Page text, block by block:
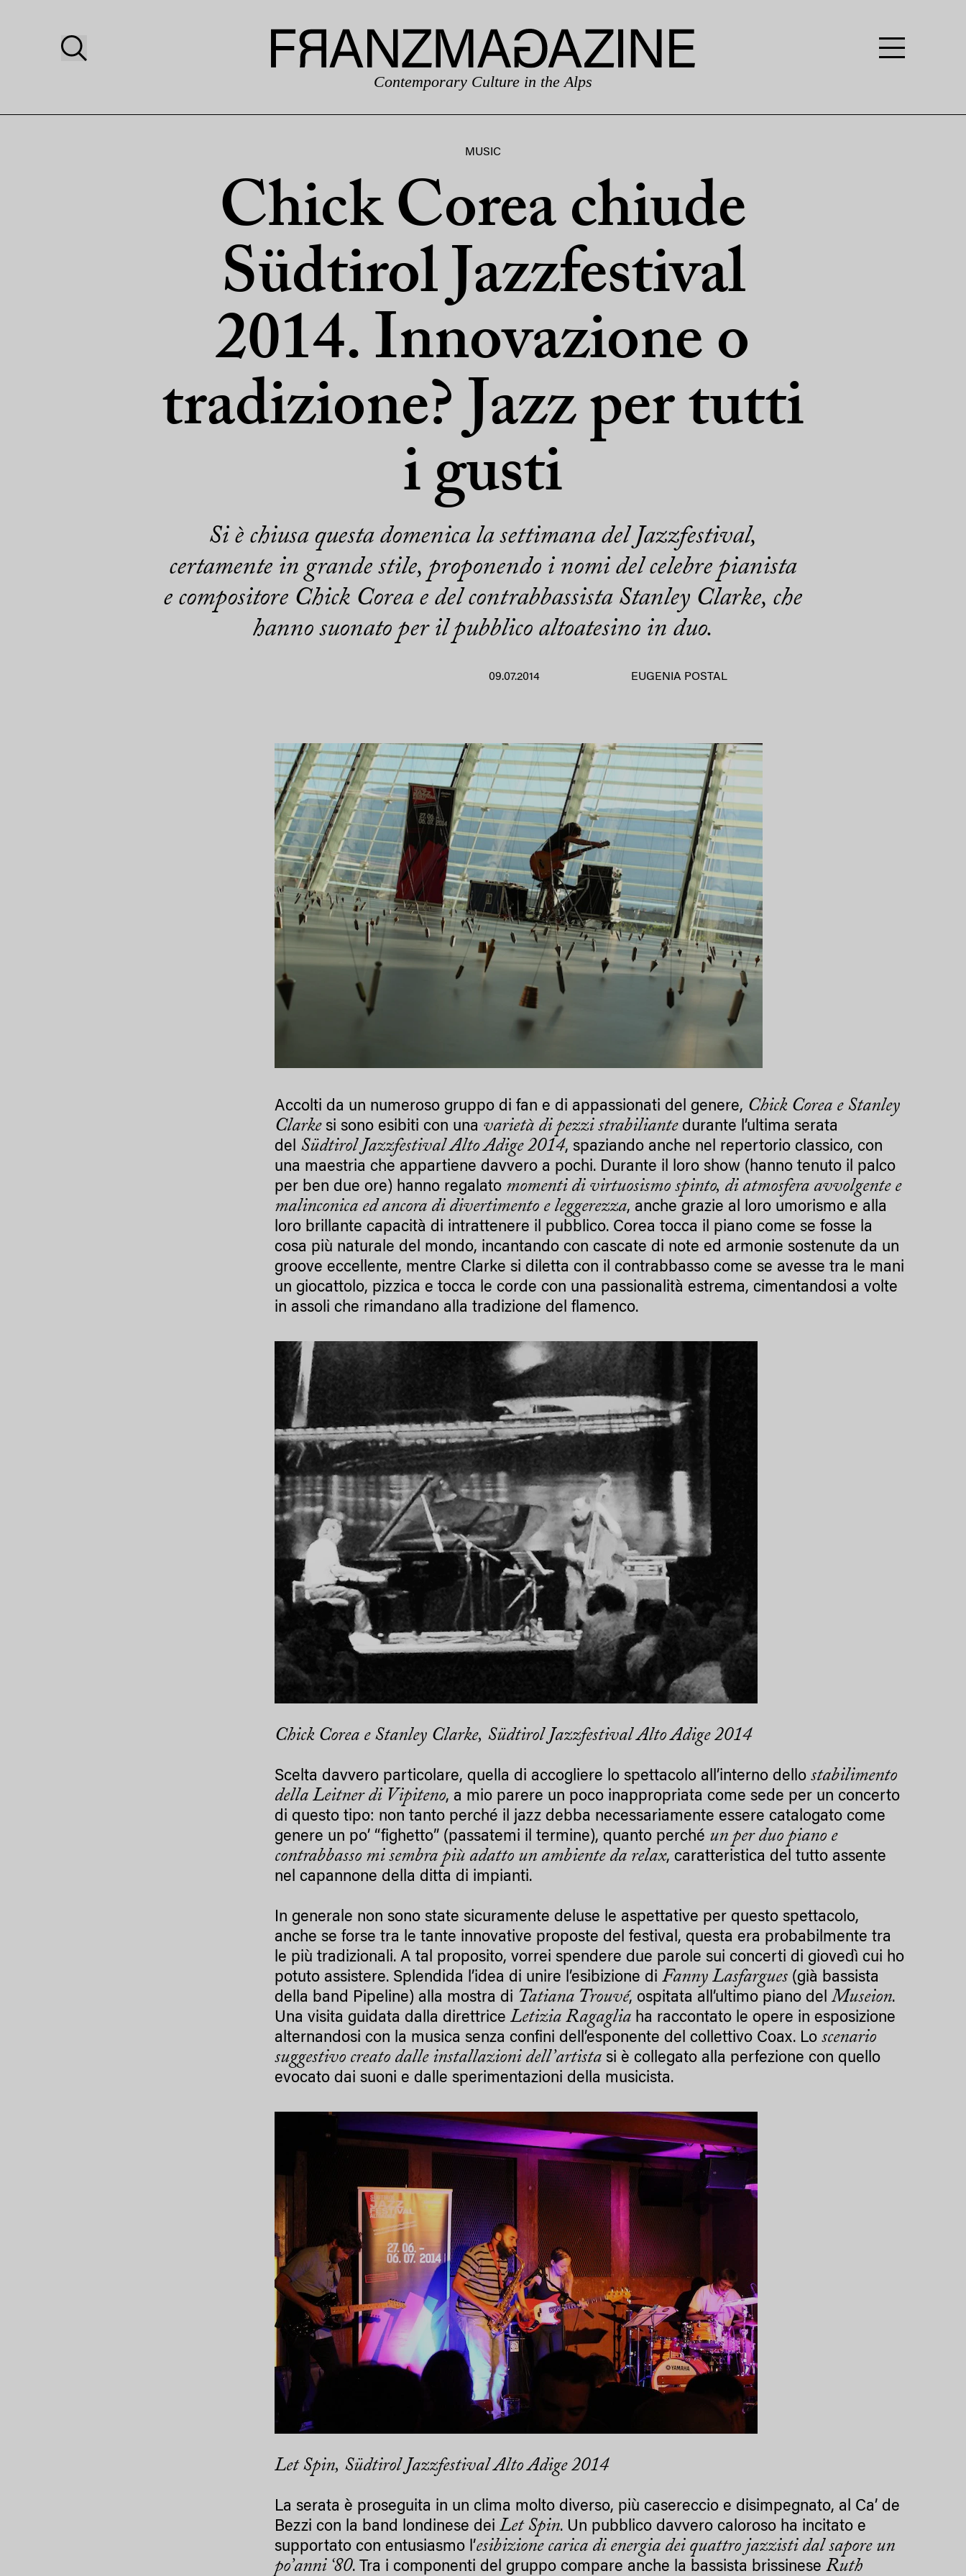
Contemporary Culture in the Alps
MUSIC
Chick Corea chiude
Südtirol Jazzfestival
2014. Innovazione o
tradizione? Jazz per tutti
i gusti
Si è chiusa questa domenica la settimana del Jazzfestival,
certamente in grande stile, proponendo i nomi del celebre pianista
e compositore Chick Corea e del contrabbassista Stanley Clarke, che
hanno suonato per il pubblico altoatesino in duo.
09.07.2014 EUGENIA POSTAL
Accolti da un numeroso gruppo di fan e di appassionati del genere, Chick Corea e Stanley
Clarkesi sono esibiti con una varietà di pezzi strabiliantedurante l’ultima serata
del Südtirol Jazzfestival Alto Adige 2014, spaziando anche nel repertorio classico, con
una maestria che appartiene davvero a pochi. Durante il loro show (hanno tenuto il palco
per ben due ore) hanno regalato momenti di virtuosismo spinto, di atmosfera avvolgente e
malinconica ed ancora di divertimento e leggerezza, anche grazie al loro umorismo e alla
loro brillante capacità di intrattenere il pubblico. Corea tocca il piano come se fosse la
cosa più naturale del mondo, incantando con cascate di note ed armonie sostenute da un
groove eccellente, mentre Clarke si diletta con il contrabbasso come se avesse tra le mani
un giocattolo, pizzica e tocca le corde con una passionalità estrema, cimentandosi a volte
in assoli che rimandano alla tradizione del flamenco.
Chick Corea e Stanley Clarke, Südtirol Jazzfestival Alto Adige 2014
Scelta davvero particolare, quella di accogliere lo spettacolo all’interno dellostabilimento
della Leitner di Vipiteno, a mio parere un poco inappropriata come sede per un concerto
di questo tipo: non tanto perché il jazz debba necessariamente essere catalogato come
genere un po’ “fighetto” (passatemi il termine), quanto perché un per duo piano e
contrabbasso mi sembra più adatto un ambiente da relax, caratteristica del tutto assente
nel capannone della ditta di impianti.
In generale non sono state sicuramente deluse le aspettative per questo spettacolo,
anche se forse tra le tante innovative proposte del festival, questa era probabilmente tra
le più tradizionali. A tal proposito, vorrei spendere due parole sui concerti di giovedì cui ho
potuto assistere. Splendida l’idea di unire l’esibizione diFanny Lasfargues (già bassista
della band Pipeline) alla mostra di Tatiana Trouvé, ospitata all’ultimo piano delMuseion.
Una visita guidata dalla direttriceLetizia Ragaglia ha raccontato le opere in esposizione
alternandosi con la musica senza confini dell’esponente del collettivo Coax. Loscenario
suggestivo creato dalle installazioni dell’artista si è collegato alla perfezione con quello
evocato dai suoni e dalle sperimentazioni della musicista.
Let Spin, Südtirol Jazzfestival Alto Adige 2014
La serata è proseguita in un clima molto diverso, più casereccio e disimpegnato, al Ca’ de
Bezzi con la band londinese deiLet Spin. Un pubblico davvero caloroso ha incitato e
supportato con entusiasmo l’esibizione carica di energia dei quattro jazzisti dal sapore un
po’anni ‘80. Tra i componenti del gruppo compare anche la bassista brissineseRuth